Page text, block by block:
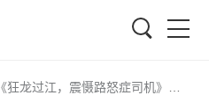
《狂龙过江，震慑路怒症司机》（68集）短剧免费全集高清看